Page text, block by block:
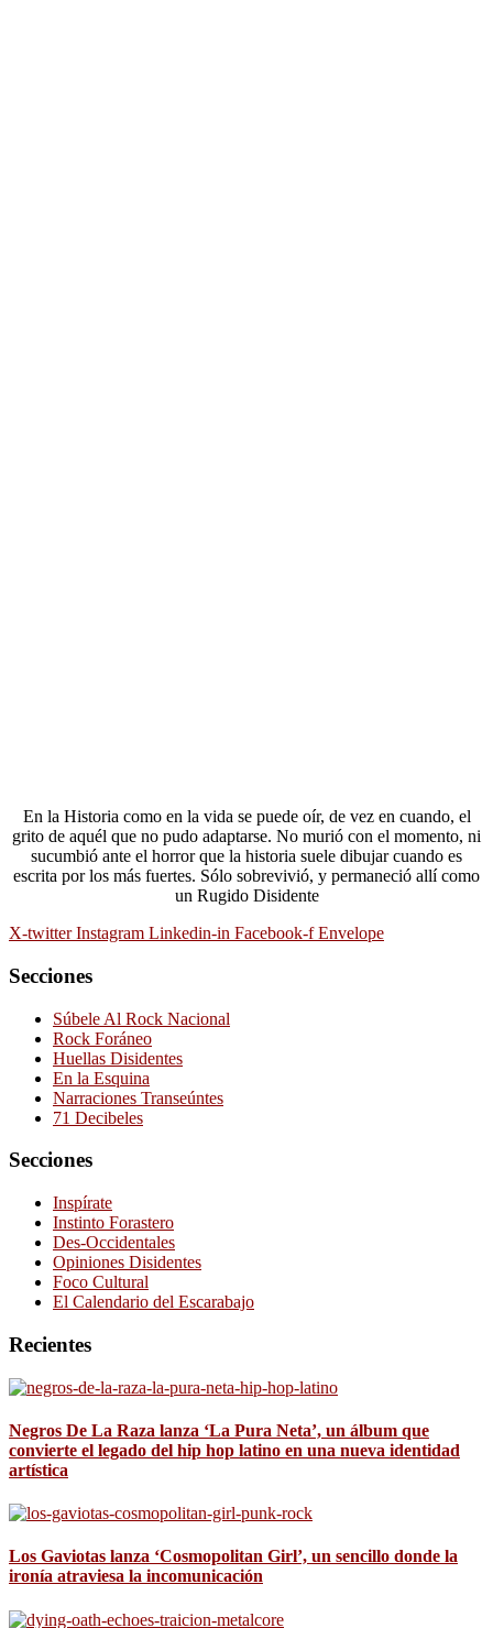
En la Historia como en la vida se puede oír, de vez en cuando, el
grito de aquél que no pudo adaptarse. No murió con el momento, ni
sucumbió ante el horror que la historia suele dibujar cuando es
escrita por los más fuertes. Sólo sobrevivió, y permaneció allí como
un Rugido Disidente
X-twitter Instagram Linkedin-in Facebook-f Envelope
Secciones
Súbele Al Rock Nacional
Rock Foráneo
Huellas Disidentes
En la Esquina
Narraciones Transeúntes
71 Decibeles
Secciones
Inspírate
Instinto Forastero
Des-Occidentales
Opiniones Disidentes
Foco Cultural
El Calendario del Escarabajo
Recientes
Negros De La Raza lanza ‘La Pura Neta’, un álbum que
convierte el legado del hip hop latino en una nueva identidad
artística
Los Gaviotas lanza ‘Cosmopolitan Girl’, un sencillo donde la
ironía atraviesa la incomunicación